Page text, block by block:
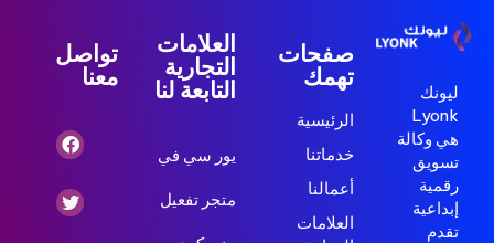
ليونك
Lyonk
هي وكالة
تسويق
رقمية
إبداعية
تقدم
صفحات
تهمك
الرئيسية
خدماتنا
أعمالنا
العلامات
العلامات
التجارية
التابعة لنا
يور سي في
متجر تفعيل
تواصل
معنا